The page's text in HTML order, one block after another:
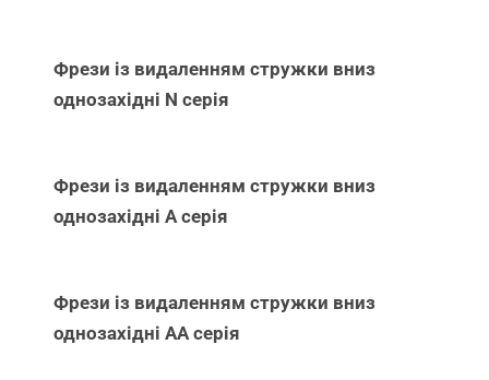
Фрези із видаленням стружки вниз
однозахідні N серія
Фрези із видаленням стружки вниз
однозахідні А серія
Фрези із видаленням стружки вниз
однозахідні АА серія